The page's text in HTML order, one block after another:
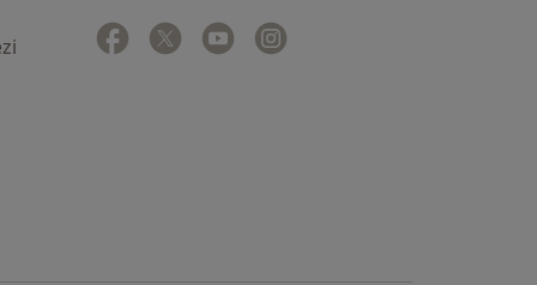
Facebook
yeni bir sekmede açılır
Twitter
yeni bir sekmede açılır
Youtube
yeni bir sekmede açılır